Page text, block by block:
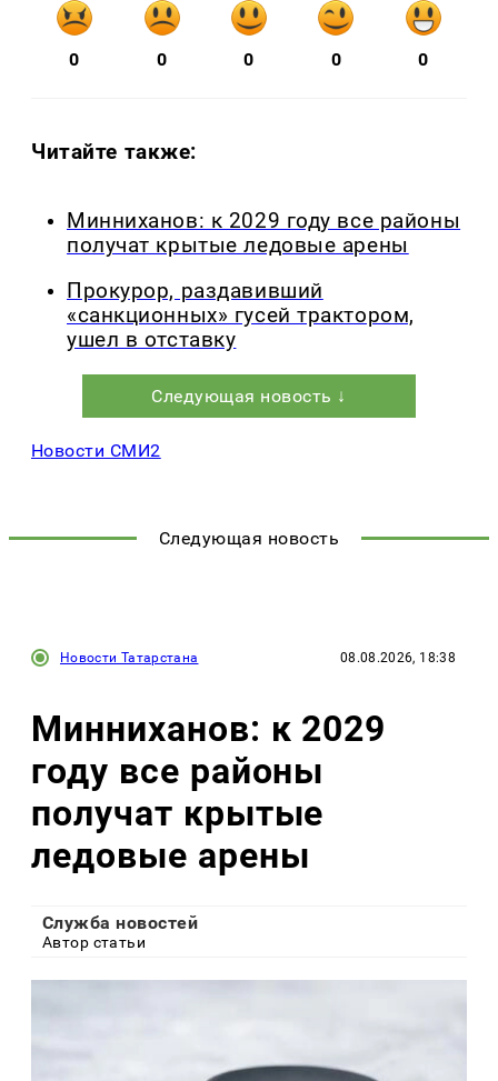
0 0 0 0 0
Читайте также:
Минниханов: к 2029 году все районы
получат крытые ледовые арены
Прокурор, раздавивший
«санкционных» гусей трактором,
ушел в отставку
Следующая новость ↓
Новости СМИ2
Следующая новость
Новости Татарстана 08.08.2026, 18:38
Минниханов: к 2029
году все районы
получат крытые
ледовые арены
Служба новостей
Автор статьи